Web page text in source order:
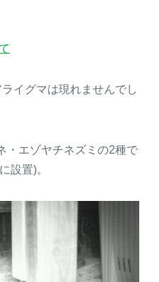
イグマは現れませんでし
・エゾヤチネズミの2種で
設置)。